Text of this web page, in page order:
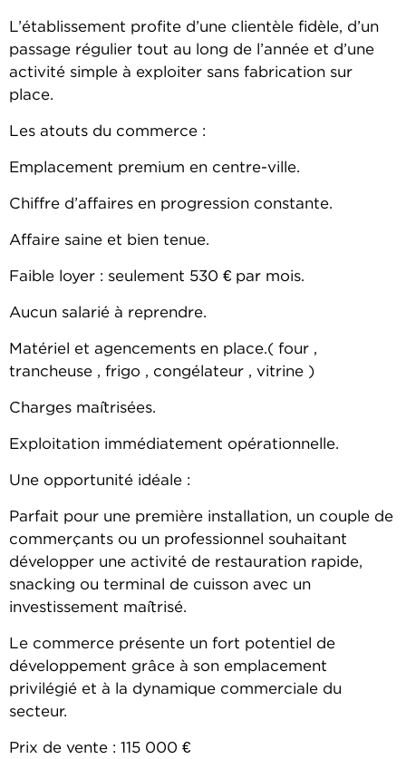
L’établissement profite d’une clientèle fidèle, d’un
passage régulier tout au long de l’année et d’une
activité simple à exploiter sans fabrication sur
place.
Les atouts du commerce :
Emplacement premium en centre-ville.
Chiffre d’affaires en progression constante.
Affaire saine et bien tenue.
Faible loyer : seulement 530 € par mois.
Aucun salarié à reprendre.
Matériel et agencements en place.( four ,
trancheuse , frigo , congélateur , vitrine )
Charges maîtrisées.
Exploitation immédiatement opérationnelle.
Une opportunité idéale :
Parfait pour une première installation, un couple de
commerçants ou un professionnel souhaitant
développer une activité de restauration rapide,
snacking ou terminal de cuisson avec un
investissement maîtrisé.
Le commerce présente un fort potentiel de
développement grâce à son emplacement
privilégié et à la dynamique commerciale du
secteur.
Prix de vente : 115 000 €